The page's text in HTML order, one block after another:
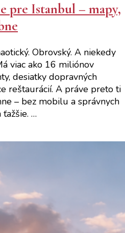
pre Istanbul – mapy,
Obrovský. A niekedy
viac ako 16 miliónov
desiatky dopravných
reštaurácií. A práve preto ti
– bez mobilu a správnych
…